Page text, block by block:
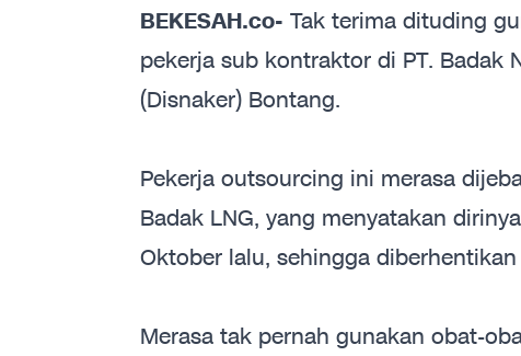
BEKESAH.co- Tak terima dituding
pekerja sub kontraktor di PT. Badak
(Disnaker) Bontang.
Pekerja outsourcing ini merasa
Badak LNG, yang menyatakan
Oktober lalu, sehingga
Merasa tak pernah gunakan obat-